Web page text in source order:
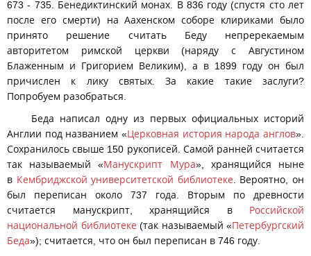
673 - 735. Бенедиктинский монах. В 836 году (спустя сто лет
после его смерти) на Аахенском соборе клириками было
принято решение считать Беду непререкаемым
авторитетом римской церкви (наряду с Августином
Блаженным и Григорием Великим), а в 1899 году он был
причислен к лику святых. За какие такие заслуги?
Попробуем разобраться.
Беда написал одну из первых официальных историй
Англии под названием «Церковная история народа англов».
Сохранилось свыше 150 рукописей. Самой ранней считается
так называемый «Манускрипт Мура», хранящийся ныне
в Кембриджской университетской библиотеке . Вероятно, он
был переписан около 737 года. Вторым по древности
считается манускрипт, хранящийся в Российской
национальной библиотеке (так называемый «Петербургский
Беда»); считается, что он был переписан в 746 году.